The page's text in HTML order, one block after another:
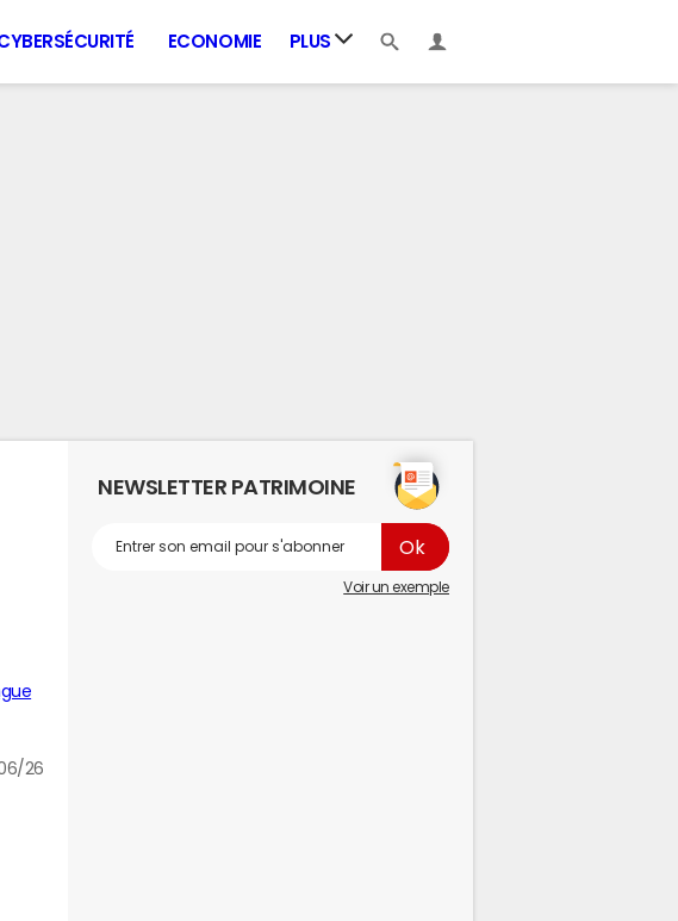
ECONOMIE PLUS
26
NEWSLETTER PATRIMOINE
Voir un exemple